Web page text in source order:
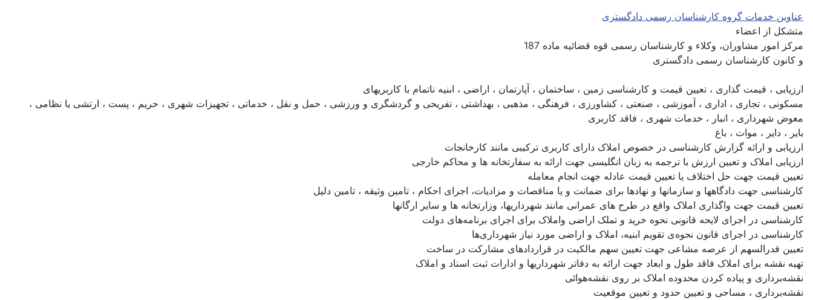
عناوین خدمات گروه کارشناسان رسمی دادگستری
متشکل از اعضاء
مرکز امور مشاوران، وکلاء و کارشناسان رسمی قوه قضائیه ماده 187
و کانون کارشناسان رسمی دادگستری
ارزیابی ، قیمت گذاری ، تعیین قیمت و کارشناسی زمین ، ساختمان ، آپارتمان ، اراضی ، ابنیه ناتمام با کاربریهای
مسکونی ، تجاری ، اداری ، آموزشی ، صنعتی ، کشاورزی ، فرهنگی ، مذهبی ، بهداشتی ، تفریحی و گردشگری و ورزشی ، حمل و نقل ، خدماتی ، تجهیزات شهری ، حریم ، پست ، ارتشی یا نظامی ،
معوض شهرداری ، انبار ، خدمات شهری ، فاقد کاربری
بایر ، دایر ، موات ، باغ
ارزیابی و ارائه گزارش کارشناسی در خصوص املاک دارای کاربری ترکیبی مانند کارخانجات
ارزیابی املاک و تعیین ارزش با ترجمه به زبان انگلیسی جهت ارائه به سفارتخانه ها و محاکم خارجی
تعیین قیمت جهت حل اختلاف یا تعیین قیمت عادله جهت انجام معامله
کارشناسی جهت دادگاهها و سازمانها و نهادها برای ضمانت و یا مناقصات و مزادیات، اجرای احکام ، تامین وثیقه ، تامین دلیل
تعیین قیمت جهت واگذاری املاک واقع در طرح های عمرانی مانند شهرداریها، وزارتخانه ها و سایر ارگانها
کارشناسی در اجرای لایحه قانونی نحوه خرید و تملک اراضی واملاک برای اجرای برنامه‌های دولت
کارشناسی در اجرای قانون نحوه‌ی تقویم ابنیه، املاک و اراضی مورد نیاز شهرداری‌ها
تعیین قدرالسهم از عرصه مشاعی جهت تعیین سهم مالکیت در قراردادهای مشارکت در ساخت
تهیه نقشه برای املاک فاقد طول و ابعاد جهت ارائه به دفاتر شهرداریها و ادارات ثبت اسناد و املاک
نقشه‌برداری و پیاده کردن محدوده املاک بر روی نقشه‌هوائی
نقشه‌برداری ، مساحی و تعیین حدود و تعیین موقعیت